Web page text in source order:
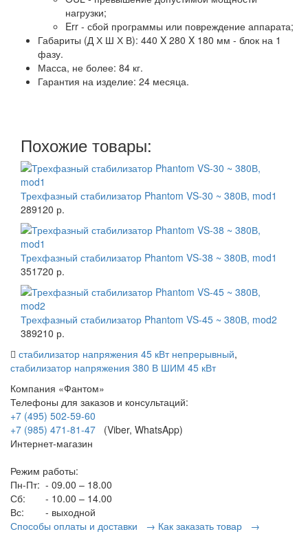
нагрузки;
Err - сбой программы или повреждение аппарата;
Габариты (Д Х Ш Х В): 440 X 280 X 180 мм - блок на 1
фазу.
Масса, не более: 84 кг.
Гарантия на изделие: 24 месяца.
Похожие товары:
Трехфазный стабилизатор Phantom VS-30 ~ 380В, mod1
289120 р.
Трехфазный стабилизатор Phantom VS-38 ~ 380В, mod1
351720 р.
Трехфазный стабилизатор Phantom VS-45 ~ 380В, mod2
389210 р.
стабилизатор напряжения 45 кВт непрерывный,
стабилизатор напряжения 380 В ШИМ 45 кВт
Компания «Фантом»
Телефоны для заказов и консультаций:
+7 (495) 502-59-60
+7 (985) 471-81-47 (Viber, WhatsApp)
Интернет-магазин
Режим работы:
Пн-Пт: - 09.00 – 18.00
Сб:
- 10.00 – 14.00
Вс:
- выходной
Способы оплаты и доставки → Как заказать товар →